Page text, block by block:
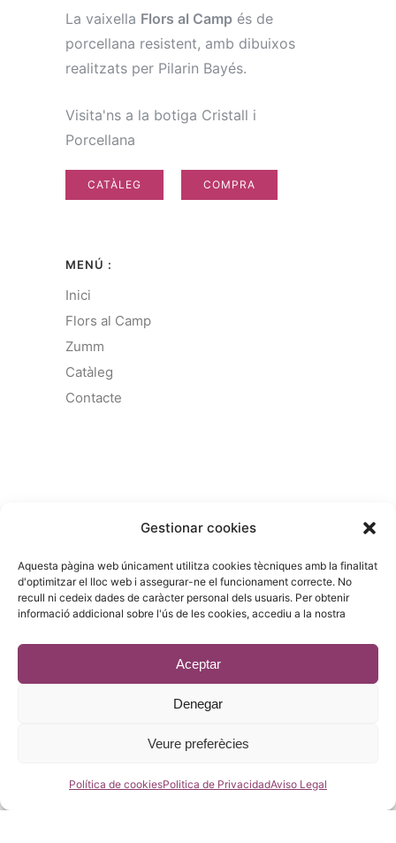
Gestionar cookies
Aquesta pàgina web únicament utilitza cookies tècniques amb la finalitat
d'optimitzar el lloc web i assegurar-ne el funcionament correcte. No
recull ni cedeix dades de caràcter personal dels usuaris. Per obtenir
informació addicional sobre l'ús de les cookies, accediu a la nostra
Aceptar
Denegar
Veure preferècies
Política de cookiesPolitica de PrivacidadAviso Legal
La vaixella Flors al Camp és de
porcellana resistent, amb dibuixos
realitzats per Pilarin Bayés.
Visita'ns a la botiga Cristall i
Porcellana
CATÀLEG COMPRA
MENÚ :
Inici
Flors al Camp
Zumm
Catàleg
Contacte
08028 Barcelona
93 215 14 13
riera1(@)rieragroup.com
© 2023 - Desenvolupament